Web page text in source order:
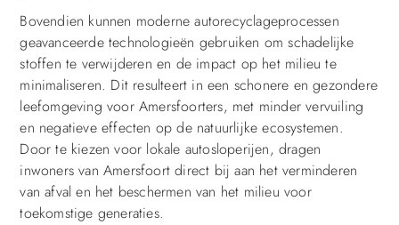
Bovendien kunnen moderne autorecyclageprocessen
geavanceerde technologieën gebruiken om schadelijke
stoffen te verwijderen en de impact op het milieu te
minimaliseren. Dit resulteert in een schonere en gezondere
leefomgeving voor Amersfoorters, met minder vervuiling
en negatieve effecten op de natuurlijke ecosystemen.
Door te kiezen voor lokale autosloperijen, dragen
inwoners van Amersfoort direct bij aan het verminderen
van afval en het beschermen van het milieu voor
toekomstige generaties.